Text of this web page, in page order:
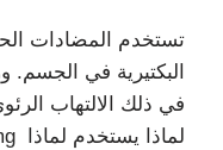
تستخدم المضادات
البكتيرية في الجسم.
في ذلك الالتهاب